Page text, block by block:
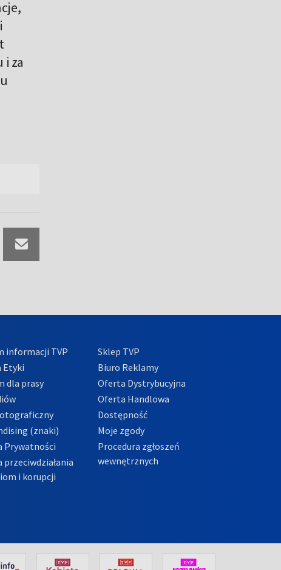
i za
informacji TVP
Etyki
dla prasy
(znaki)
Prywatności
i korupcji
Sklep TVP
Biuro Reklamy
Oferta Dystrybucyjna
Oferta Handlowa
Dostępność
Moje zgody
Procedura zgłoszeń
wewnętrznych